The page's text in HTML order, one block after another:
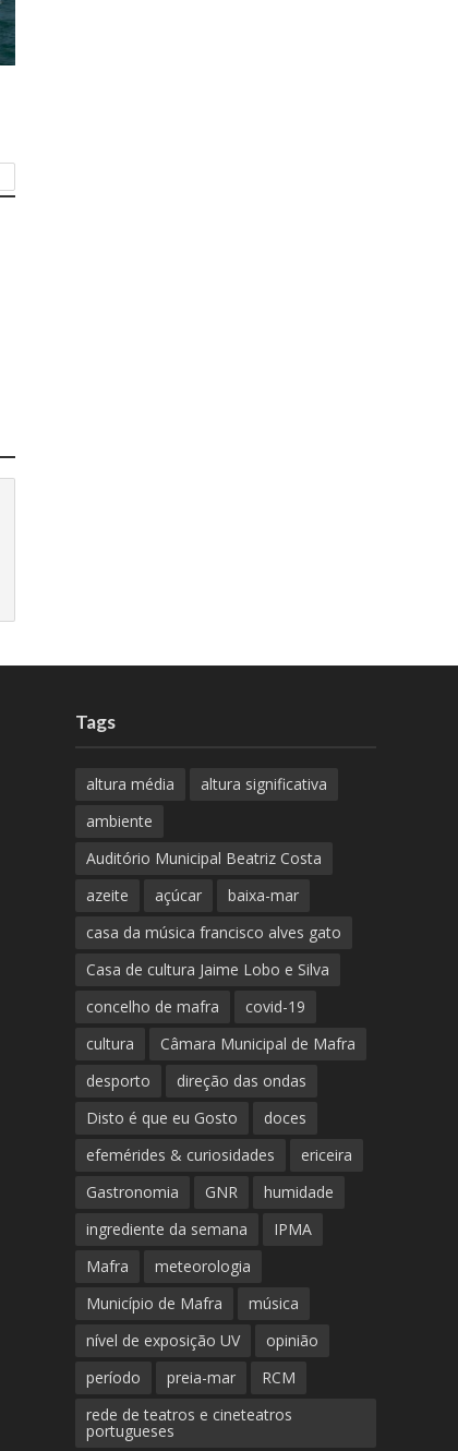
Tags
altura média
altura significativa
ambiente
Auditório Municipal Beatriz Costa
azeite
açúcar
baixa-mar
casa da música francisco alves gato
Casa de cultura Jaime Lobo e Silva
concelho de mafra
covid-19
cultura
Câmara Municipal de Mafra
desporto
direção das ondas
Disto é que eu Gosto
doces
efemérides & curiosidades
ericeira
Gastronomia
GNR
humidade
ingrediente da semana
IPMA
Mafra
meteorologia
Município de Mafra
música
nível de exposição UV
opinião
período
preia-mar
RCM
rede de teatros e cineteatros
portugueses